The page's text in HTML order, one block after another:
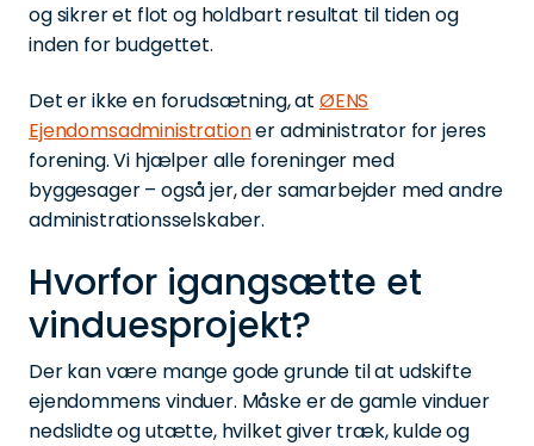
og sikrer et flot og holdbart resultat til tiden og
inden for budgettet.
Det er ikke en forudsætning, at ØENS
Ejendomsadministrationer administrator for jeres
forening. Vi hjælper alle foreninger med
byggesager – også jer, der samarbejder med andre
administrationsselskaber.
Hvorfor igangsætte et
vinduesprojekt?
Der kan være mange gode grunde til at udskifte
ejendommens vinduer. Måske er de gamle vinduer
nedslidte og utætte, hvilket giver træk, kulde og